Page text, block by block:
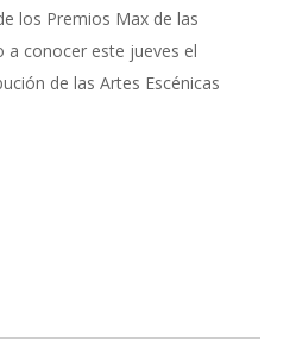
los Premios Max de las
a conocer este jueves el
de las Artes Escénicas